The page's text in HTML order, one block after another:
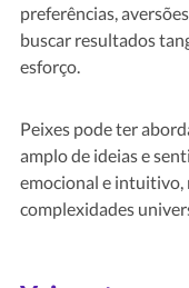
preferências,
buscar resultados
esforço.
Peixes pode ter
amplo de ideias e
emocional e intuitivo,
complexidades